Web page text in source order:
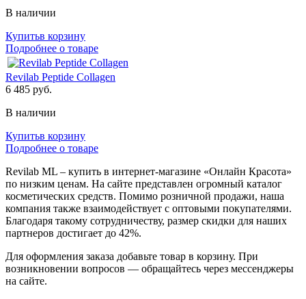
В наличии
Купитьв корзину
Подробнее о товаре
Revilab Peptide Collagen
6 485 руб.
В наличии
Купитьв корзину
Подробнее о товаре
Revilab ML – купить в интернет-магазине «Онлайн Красота»
по низким ценам. На сайте представлен огромный каталог
косметических средств. Помимо розничной продажи, наша
компания также взаимодействует с оптовыми покупателями.
Благодаря такому сотрудничеству, размер скидки для наших
партнеров достигает до 42%.
Для оформления заказа добавьте товар в корзину. При
возникновении вопросов — обращайтесь через мессенджеры
на сайте.